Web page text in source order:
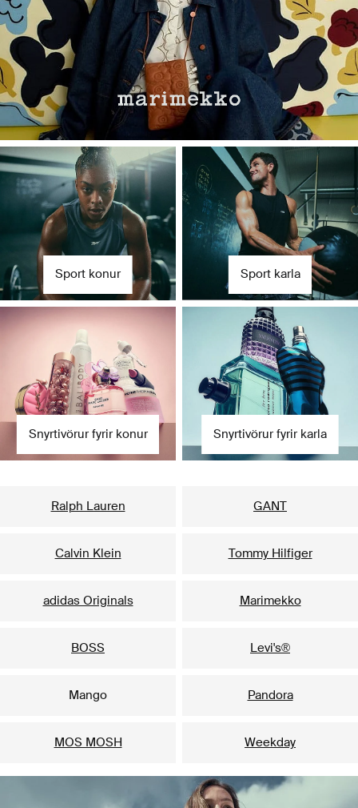
Sport konur Sport karla
Snyrtivörur fyrir konur Snyrtivörur fyrir karla
Ralph Lauren GANT
Calvin Klein Tommy Hilfiger
adidas Originals Marimekko
BOSS Levi's®
Mango Pandora
MOS MOSH Weekday